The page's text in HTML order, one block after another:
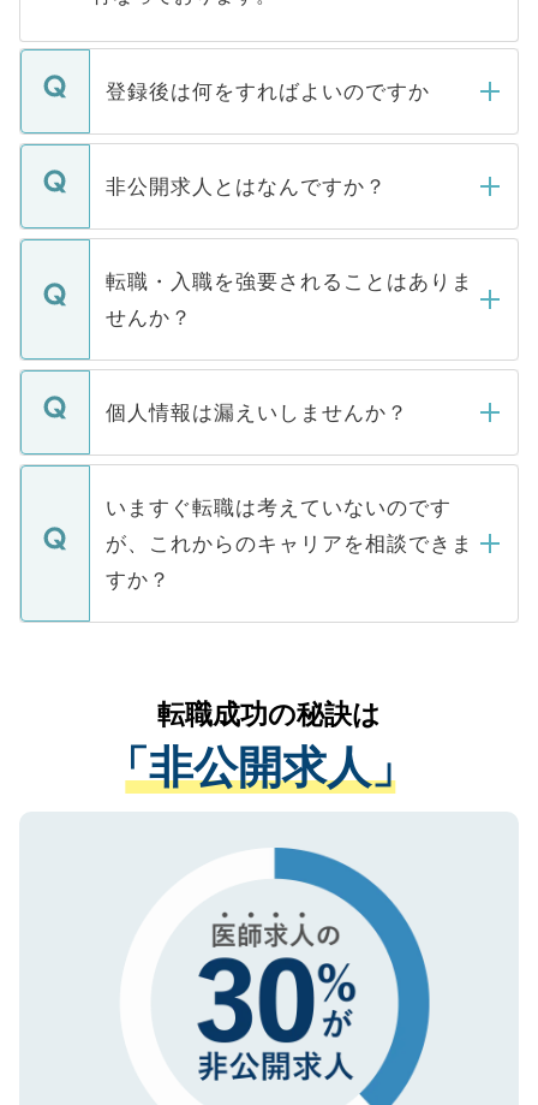
登録後は何をすればよいのですか
ご登録いただきましたら、弊社担当者がご
登録内容を確認し、その後メールもしくは
ます。通常、5営業日以内にはご連絡をせて
いただきますので、しばらくお待ちくださ
い。
非公開求人とはなんですか？
マイナビDOCTORで取り扱っている求人の
うち約3割は、Webサイトからご覧いただ
けない「非公開求人」です。非公開求人は
下記の理由によって、一般には公開してい
ません。
■応募殺到を避けるため 人気のある医療機
関を公にしてしまうと、応募が殺到する場
に、医療機関が求める条件に合った人材の
みを人材紹介会社に依頼するケースが増え
ています。
転職・入職を強要されることはありま
せんか？
転職・入職を強要することは一切ありませ
ん。また、仮に応募先から内定をいただい
定を承諾する必要はありません。内定先へ
の辞退の連絡はキャリアパートナーが行い
ますので、ご安心ください。
個人情報は漏えいしませんか？
個人情報が漏えいすることはありませんの
で、ご安心ください。当サイトからの登録
などで収集したご登録者様の個人情報は、
ご本人のキャリアアップおよび転職活動の
支援を目的に使用いたします。お預かりし
ているすべての個人データはご本人の許可
は、個人情報の取り扱いについての厳密な
管理基準を満たした事業者のみに付与され
る、プライバシーマークを取得済みです。
ご登録いただいた個人情報は、SSL（デー
で、機密保持に関してもご安心ください。
いますぐ転職は考えていないのです
が、これからのキャリアを相談できま
すか？
かがいして、現在の医療機関の状況や紹介
経験をまじえながら、適切なアドバイスを
させていただきます。すぐにご転職をされ
ない方には、長期的なサポートが可能です
ので、まずはご登録ください。
転職成功の秘訣は
「非公開求人」